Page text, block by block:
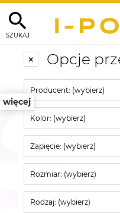
SZUKAJ
więcej
Opcje
Producent: (wybierz)
Kolor: (wybierz)
Zapięcie: (wybierz)
Rozmiar: (wybierz)
Rodzaj: (wybierz)